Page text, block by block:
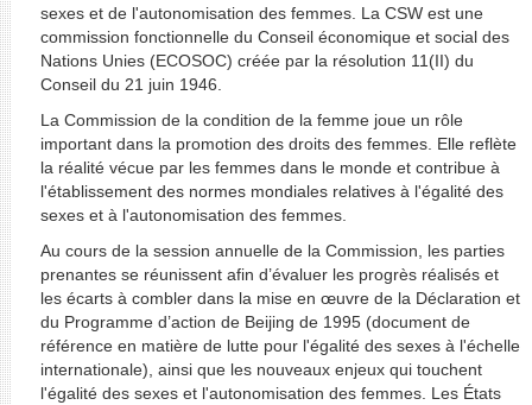
sexes et de l'autonomisation des femmes. La CSW est une
commission fonctionnelle du Conseil économique et social des
Nations Unies (ECOSOC) créée par la résolution 11(II) du
Conseil du 21 juin 1946.
La Commission de la condition de la femme joue un rôle
important dans la promotion des droits des femmes. Elle reflète
la réalité vécue par les femmes dans le monde et contribue à
l'établissement des normes mondiales relatives à l'égalité des
sexes et à l'autonomisation des femmes.
Au cours de la session annuelle de la Commission, les parties
prenantes se réunissent afin d’évaluer les progrès réalisés et
les écarts à combler dans la mise en œuvre de la Déclaration et
du Programme d’action de Beijing de 1995 (document de
référence en matière de lutte pour l'égalité des sexes à l'échelle
internationale), ainsi que les nouveaux enjeux qui touchent
l'égalité des sexes et l'autonomisation des femmes. Les États